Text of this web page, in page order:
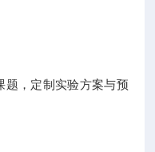
题，定制实验方案与预